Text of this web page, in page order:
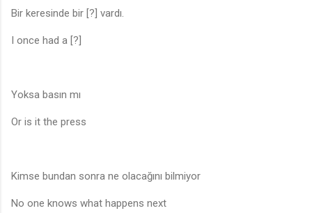
Bir keresinde bir [?] vardı.
I once had a [?]
Yoksa basın mı
Or is it the press
Kimse bundan sonra ne olacağını bilmiyor
No one knows what happens next